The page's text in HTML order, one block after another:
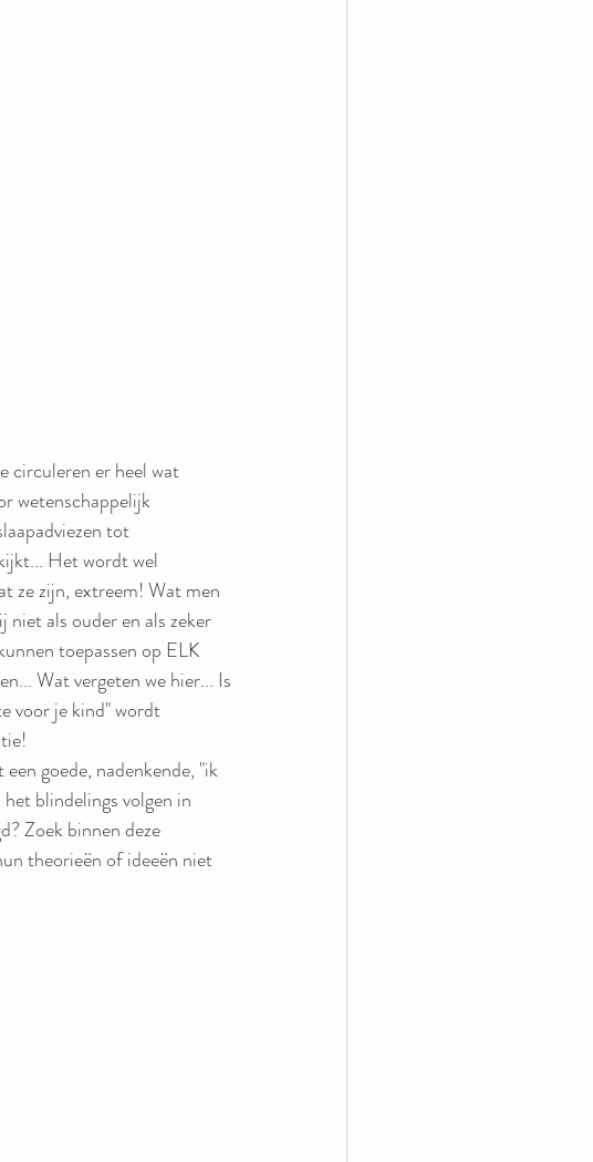
circuleren er heel wat
wetenschappelijk
tot
Het wordt wel
ze zijn, extreem! Wat men
niet als ouder en als zeker
toepassen op ELK
Wat vergeten we hier... Is
voor je kind" wordt
goede, nadenkende, "ik
blindelings volgen in
Zoek binnen deze
theorieën of ideeën niet